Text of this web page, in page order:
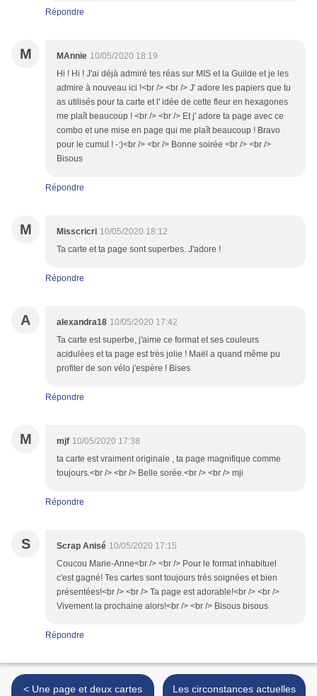
Répondre
M MAnnie 10/05/2020 18:19
Hi ! Hi ! J'ai déjà admiré tes réas sur MIS et la Guilde et je les
admire à nouveau ici !<br /> <br /> J' adore les papiers que tu
as utilisés pour ta carte et l' idée de cette fleur en hexagones
me plaît beaucoup ! <br /> <br /> Et j' adore ta page avec ce
combo et une mise en page qui me plaît beaucoup ! Bravo
pour le cumul ! -:)<br /> <br /> Bonne soirée <br /> <br />
Bisous
Répondre
M Misscricri 10/05/2020 18:12
Ta carte et ta page sont superbes. J'adore !
Répondre
A alexandra18 10/05/2020 17:42
Ta carte est superbe, j'aime ce format et ses couleurs
acidulées et ta page est très jolie ! Maël a quand même pu
profiter de son vélo j'espère ! Bises
Répondre
M mjf 10/05/2020 17:38
ta carte est vraiment originale , ta page magnifique comme
toujours.<br /> <br /> Belle sorée.<br /> <br /> mji
Répondre
S Scrap Anisé 10/05/2020 17:15
Coucou Marie-Anne<br /> <br /> Pour le format inhabituel
c'est gagné! Tes cartes sont toujours très soignées et bien
présentées!<br /> <br /> Ta page est adorable!<br /> <br />
Vivement la prochaine alors!<br /> <br /> Bisous bisous
Répondre
< Une page et deux cartes
Les circonstances actuelles